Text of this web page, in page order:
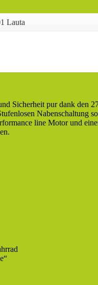
Lauta
Sicherheit pur dank den
Nabenschaltung
line Motor und